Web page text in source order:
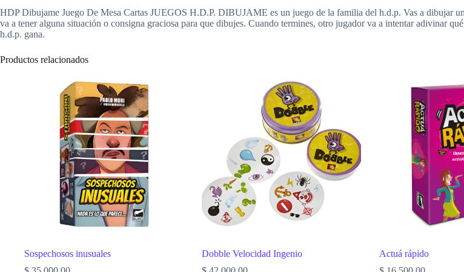
HDP Dibujame Juego De Mesa Cartas JUEGOS H.D.P. DIBUJAME es un juego de la familia del h.d.p. Vas a dibujar
va a tener alguna situación o consigna graciosa para que dibujes. Cuando termines, otro jugador va a intentar adivinar
h.d.p. gana.
Productos relacionados
Sospechosos inusuales
Dobble Velocidad Ingenio
Actuá rápido